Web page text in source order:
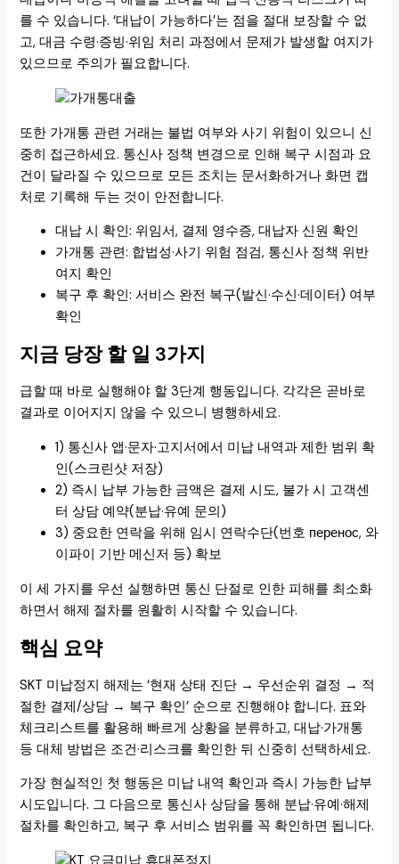
를 수 있습니다. ‘대납이 가능하다’는 점을 절대 보장할 수 없
고, 대금 수령·증빙·위임 처리 과정에서 문제가 발생할 여지가
있으므로 주의가 필요합니다.
또한 가개통 관련 거래는 불법 여부와 사기 위험이 있으니 신
중히 접근하세요. 통신사 정책 변경으로 인해 복구 시점과 요
건이 달라질 수 있으므로 모든 조치는 문서화하거나 화면 캡
처로 기록해 두는 것이 안전합니다.
대납 시 확인: 위임서, 결제 영수증, 대납자 신원 확인
가개통 관련: 합법성·사기 위험 점검, 통신사 정책 위반
여지 확인
복구 후 확인: 서비스 완전 복구(발신·수신·데이터) 여부
확인
지금 당장 할 일 3가지
급할 때 바로 실행해야 할 3단계 행동입니다. 각각은 곧바로
결과로 이어지지 않을 수 있으니 병행하세요.
1) 통신사 앱·문자·고지서에서 미납 내역과 제한 범위 확
인(스크린샷 저장)
2) 즉시 납부 가능한 금액은 결제 시도, 불가 시 고객센
터 상담 예약(분납·유예 문의)
3) 중요한 연락을 위해 임시 연락수단(번호 перенос, 와
이파이 기반 메신저 등) 확보
이 세 가지를 우선 실행하면 통신 단절로 인한 피해를 최소화
하면서 해제 절차를 원활히 시작할 수 있습니다.
핵심 요약
SKT 미납정지 해제는 ‘현재 상태 진단 → 우선순위 결정 → 적
절한 결제/상담 → 복구 확인’ 순으로 진행해야 합니다. 표와
체크리스트를 활용해 빠르게 상황을 분류하고, 대납·가개통
등 대체 방법은 조건·리스크를 확인한 뒤 신중히 선택하세요.
가장 현실적인 첫 행동은 미납 내역 확인과 즉시 가능한 납부
시도입니다. 그 다음으로 통신사 상담을 통해 분납·유예·해제
절차를 확인하고, 복구 후 서비스 범위를 꼭 확인하면 됩니다.